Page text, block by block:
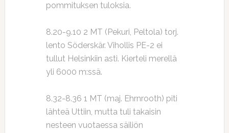
pommituksen tuloksia.
8.20-9.10 2 MT (Pekuri, Peltola) torj.
lento Söderskär. Vihollis PE-2 ei
tullut Helsinkiin asti. Kierteli merellä
yli 6000 m:ssä.
8.32-8.36 1 MT (maj. Ehrnrooth) piti
lähteä Uttiin, mutta tuli takaisin
nesteen vuotaessa säiliön